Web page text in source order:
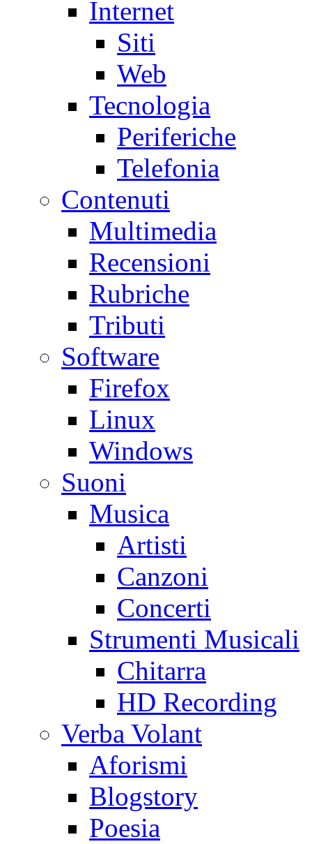
Internet
Siti
Web
Tecnologia
Periferiche
Telefonia
Contenuti
Multimedia
Recensioni
Rubriche
Tributi
Software
Firefox
Linux
Windows
Suoni
Musica
Artisti
Canzoni
Concerti
Strumenti Musicali
Chitarra
HD Recording
Verba Volant
Aforismi
Blogstory
Poesia